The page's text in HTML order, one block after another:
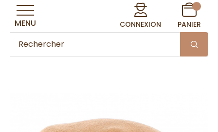
CONNEXION PANIER
MENU